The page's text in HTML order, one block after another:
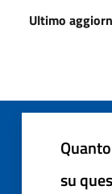
Ultimo
su